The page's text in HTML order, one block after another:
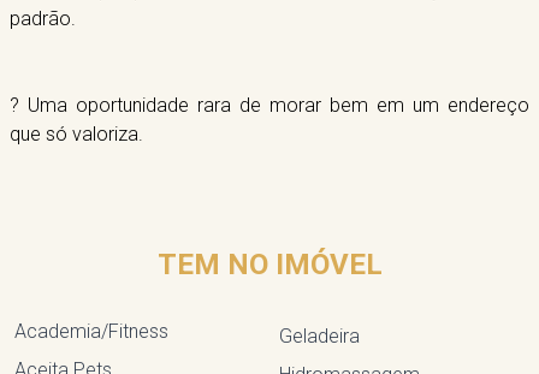
padrão.
? Uma oportunidade rara de morar bem em um endereço
que só valoriza.
TEM NO IMÓVEL
Academia/Fitness
Aceita Pets
Geladeira